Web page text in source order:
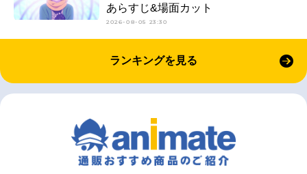
あらすじ&場面カット
2026-08-05 23:30
ランキングを見る